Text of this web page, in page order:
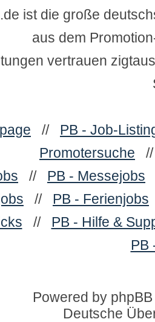
ist die große
aus dem
vertrauen
// PB - Job-
Promotersuche
// PB - Messejobs
// PB - Ferienjobs
// PB - Hilfe &
PB
Powered by phpBB
Deutsche